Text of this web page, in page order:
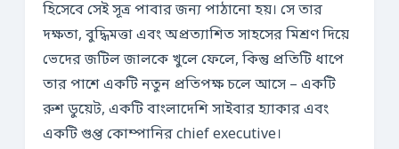
হিসেবে সেই সূত্র পাবার জন্য পাঠানো হয়। সে তার
দক্ষতা, বুদ্ধিমত্তা এবং অপ্রত্যাশিত সাহসের মিশ্রণ দিয়ে
ভেদের জটিল জালকে খুলে ফেলে, কিন্তু প্রতিটি ধাপে
তার পাশে একটি নতুন প্রতিপক্ষ চলে আসে – একটি
রুশ ডুয়েট, একটি বাংলাদেশি সাইবার হ্যাকার এবং
একটি গুপ্ত কোম্পানির chief executive।